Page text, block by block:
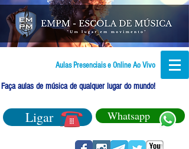
Aulas Presenciais e Online Ao Vivo
Faça aulas de música de qualquer lugar do mundo!
Ligar Whatsapp